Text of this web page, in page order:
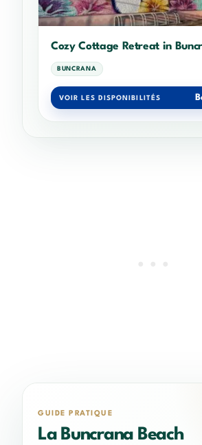
Cozy Cottage Retreat in
BUNCRANA
VOIR LES DISPONIBILITÉS
GUIDE PRATIQUE
La Buncrana Beach